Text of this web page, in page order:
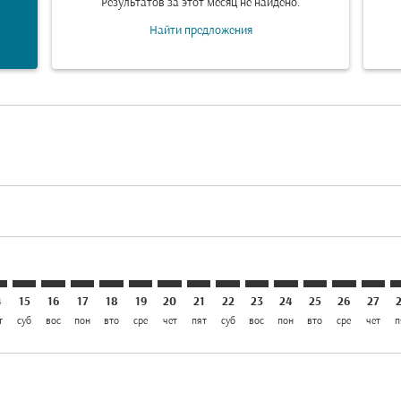
Результатов за этот месяц не найдено.
Найти предложения
15
суб
16
вос
17
пон
18
вто
AUH–LKO: cmp-view-offers-disclaimer.
19
сре
AUH–LKO: cmp-view-offers-
20
чет
AUH–LKO: cmp-view-offers-
21
пят
AUH–LKO: cmp-view-
22
суб
AUH–LKO: cmp-view-
23
вос
AUH–LKO: cmp-
24
пон
AUH–LKO:
25
вто
26
сре
27
чет